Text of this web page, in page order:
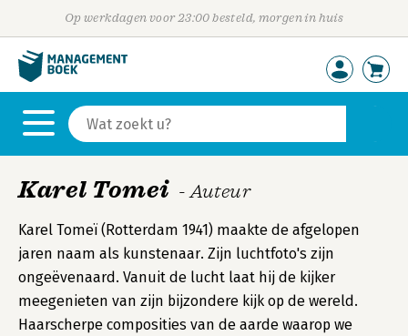
Op werkdagen voor 23:00 besteld, morgen in huis
Karel Tomei - Auteur
Karel Tomeï (Rotterdam 1941) maakte de afgelopen
jaren naam als kunstenaar. Zijn luchtfoto's zijn
ongeëvenaard. Vanuit de lucht laat hij de kijker
meegenieten van zijn bijzondere kijk op de wereld.
Haarscherpe composities van de aarde waarop we